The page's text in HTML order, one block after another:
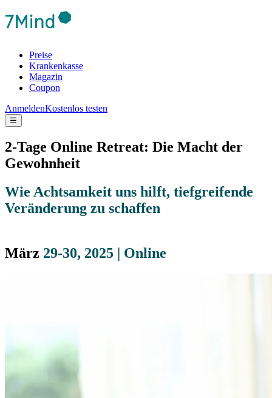
Preise
Krankenkasse
Magazin
Coupon
AnmeldenKostenlos testen
☰
2-Tage Online Retreat: Die Macht der
Gewohnheit
Wie Achtsamkeit uns hilft, tiefgreifende
Veränderung zu schaffen
März 29-30, 2025 | Online